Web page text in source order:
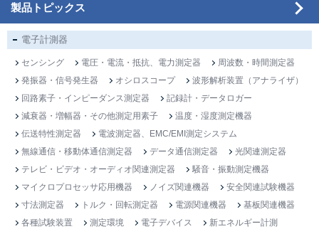
製品トピックス
電子計測器
センシング 電圧・電流・抵抗、電力測定器
周波数・時間測定器
発振器・信号発生器
オシロスコープ
波形解析装置（アナライザ）
回路素子・インピーダンス測定器
記録計・データロガー
減衰器・増幅器・その他測定用素子
温度・湿度測定機器
伝送特性測定器
電波測定器、EMC/EMI測定システム
無線通信・移動体通信測定器
データ通信測定器
光関連測定器
テレビ・ビデオ・オーディオ関連測定器
騒音・振動測定機器
マイクロプロセッサ応用機器
ノイズ関連機器
安全関連試験機器
寸法測定器
トルク・回転測定器 電源関連機器
基板関連機器
各種試験装置
測定環境 電子デバイス
新エネルギー計測